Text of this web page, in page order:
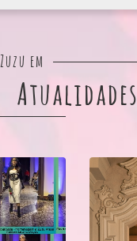
Zuzu em
Atualidades